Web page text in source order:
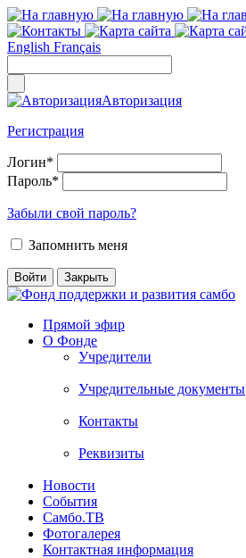
English Français
Авторизация
Регистрация
Логин*
Пароль*
Забыли свой пароль?
Запомнить меня
Прямой эфир
О Фонде
Учредители
Учредительные документы
Контакты
Реквизиты
Новости
События
Самбо.ТВ
Фотогалерея
Контактная информация